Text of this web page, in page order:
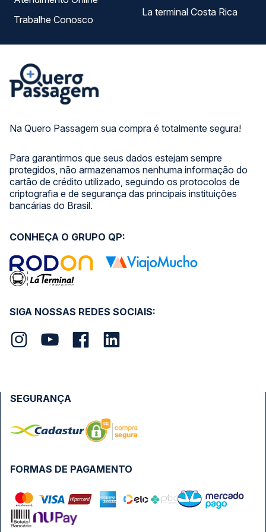
Na Quero Passagem sua compra é totalmente segura!
Para garantirmos que seus dados estejam sempre
protegidos, não armazenamos nenhuma informação do
cartão de crédito utilizado, seguindo os protocolos de
criptografia e de segurança das principais instituições
bancárias do Brasil.
Trabalhe Conosco
La terminal Costa Rica
SIGA NOSSAS REDES SOCIAIS:
CONHEÇA O GRUPO QP:
FORMAS DE PAGAMENTO
SEGURANÇA